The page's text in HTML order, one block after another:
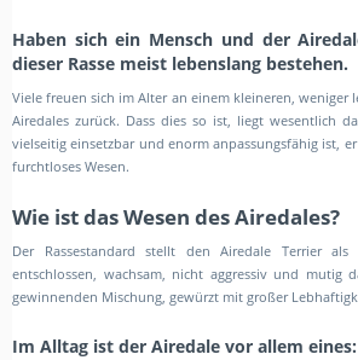
Haben sich ein Mensch und der
dieser Rasse meist lebenslang bestehen.
Viele freuen sich im Alter an einem kleineren,
Airedales zurück. Dass dies so ist, liegt wesentlich
vielseitig einsetzbar und enorm anpassungsfähig ist,
furchtloses Wesen.
Wie ist das Wesen des Airedales?
Der Rassestandard stellt den Airedale Terrier
entschlossen, wachsam, nicht aggressiv und mutig
gewinnenden Mischung, gewürzt mit großer
Im Alltag ist der Airedale vor allem